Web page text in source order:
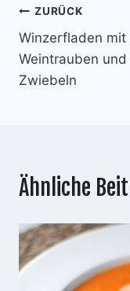
ZURÜCK
Winzerfladen mit
Weintrauben und
Zwiebeln
Ähnliche